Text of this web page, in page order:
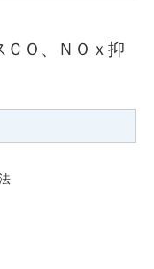
ＣＯ、ＮＯｘ抑